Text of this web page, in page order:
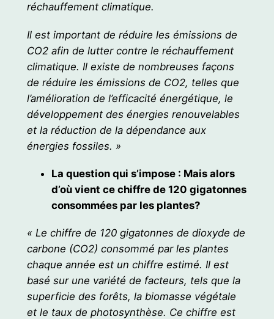
réchauffement climatique.
Il est important de réduire les émissions de
CO2 afin de lutter contre le réchauffement
climatique. Il existe de nombreuses façons
de réduire les émissions de CO2, telles que
l’amélioration de l’efficacité énergétique, le
développement des énergies renouvelables
et la réduction de la dépendance aux
énergies fossiles. »
La question qui s’impose : Mais alors
d’où vient ce chiffre de 120 gigatonnes
consommées par les plantes?
« Le chiffre de 120 gigatonnes de dioxyde de
carbone (CO2) consommé par les plantes
chaque année est un chiffre estimé. Il est
basé sur une variété de facteurs, tels que la
superficie des forêts, la biomasse végétale
et le taux de photosynthèse. Ce chiffre est